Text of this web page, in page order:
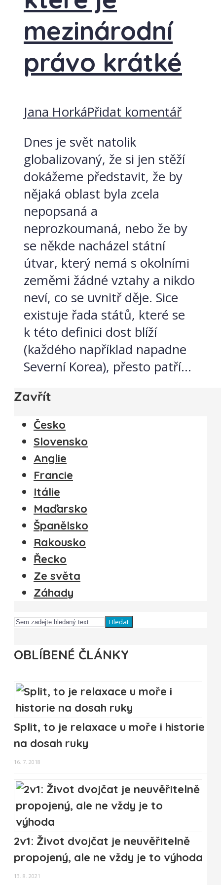
mezinárodní
právo krátké
Jana HorkáPřidat komentář
Dnes je svět natolik
globalizovaný, že si jen stěží
dokážeme představit, že by
nějaká oblast byla zcela
nepopsaná a
neprozkoumaná, nebo že by
se někde nacházel státní
útvar, který nemá s okolními
zeměmi žádné vztahy a nikdo
neví, co se uvnitř děje. Sice
existuje řada států, které se
k této definici dost blíží
(každého například napadne
Severní Korea), přesto patří...
Zavřít
Česko
Slovensko
Anglie
Francie
Itálie
Maďarsko
Španělsko
Rakousko
Řecko
Ze světa
Záhady
Hledat
OBLÍBENÉ ČLÁNKY
Split, to je relaxace u moře i historie
na dosah ruky
16. 7. 2018
2v1: Život dvojčat je neuvěřitelně
propojený, ale ne vždy je to výhoda
13. 8. 2021